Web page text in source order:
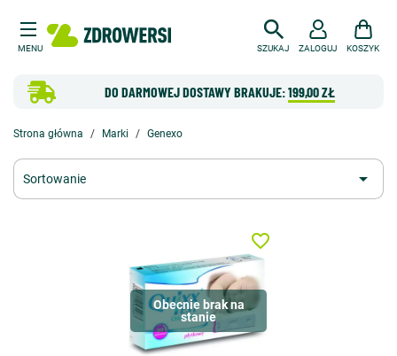
MENU SZUKAJ
DO DARMOWEJ DOSTAWY BRAKUJE:199,00 ZŁ
ZALOGUJ KOSZYK
Strona główna Marki Genexo
Sortowanie 
Obecnie brak na
stanie
favorite_border